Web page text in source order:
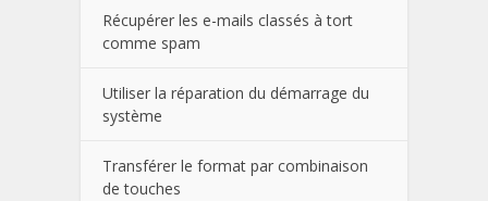
Récupérer les e-mails classés à tort
comme spam
Utiliser la réparation du démarrage du
système
Transférer le format par combinaison
de touches